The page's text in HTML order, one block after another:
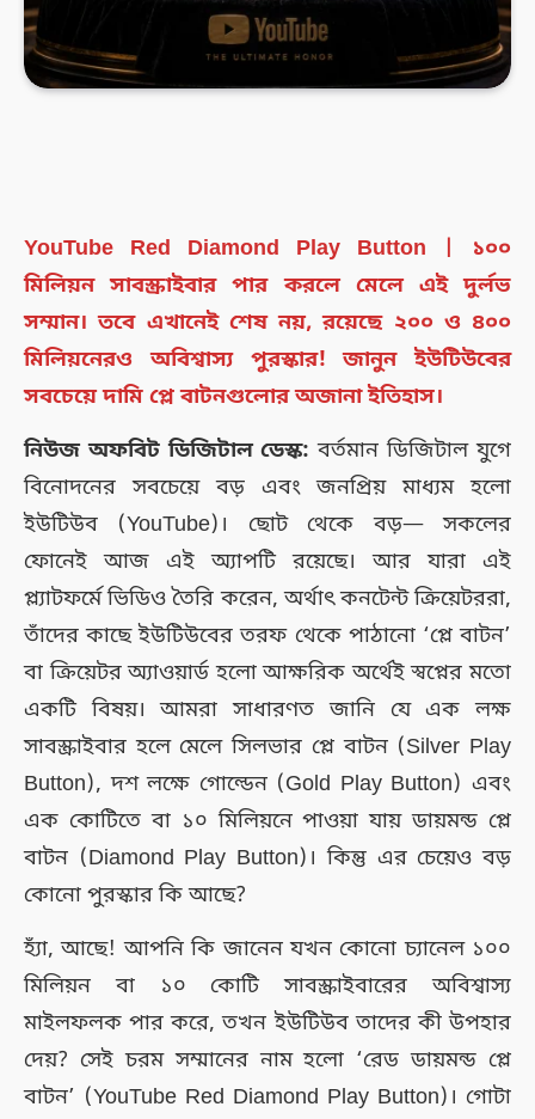
YouTube Red Diamond Play Button | ১০০
মিলিয়ন সাবস্ক্রাইবার পার করলে মেলে এই দুর্লভ
সম্মান। তবে এখানেই শেষ নয়, রয়েছে ২০০ ও ৪০০
মিলিয়নেরও অবিশ্বাস্য পুরস্কার! জানুন ইউটিউবের
সবচেয়ে দামি প্লে বাটনগুলোর অজানা ইতিহাস।
নিউজ অফবিট ডিজিটাল ডেস্ক: বর্তমান ডিজিটাল যুগে
বিনোদনের সবচেয়ে বড় এবং জনপ্রিয় মাধ্যম হলো
ইউটিউব (YouTube)। ছোট থেকে বড়— সকলের
ফোনেই আজ এই অ্যাপটি রয়েছে। আর যারা এই
প্ল্যাটফর্মে ভিডিও তৈরি করেন, অর্থাৎ কনটেন্ট ক্রিয়েটররা,
তাঁদের কাছে ইউটিউবের তরফ থেকে পাঠানো ‘প্লে বাটন’
বা ক্রিয়েটর অ্যাওয়ার্ড হলো আক্ষরিক অর্থেই স্বপ্নের মতো
একটি বিষয়। আমরা সাধারণত জানি যে এক লক্ষ
সাবস্ক্রাইবার হলে মেলে সিলভার প্লে বাটন (Silver Play
Button), দশ লক্ষে গোল্ডেন (Gold Play Button) এবং
এক কোটিতে বা ১০ মিলিয়নে পাওয়া যায় ডায়মন্ড প্লে
বাটন (Diamond Play Button)। কিন্তু এর চেয়েও বড়
কোনো পুরস্কার কি আছে?
হ্যাঁ, আছে! আপনি কি জানেন যখন কোনো চ্যানেল ১০০
মিলিয়ন বা ১০ কোটি সাবস্ক্রাইবারের অবিশ্বাস্য
মাইলফলক পার করে, তখন ইউটিউব তাদের কী উপহার
দেয়? সেই চরম সম্মানের নাম হলো ‘রেড ডায়মন্ড প্লে
বাটন’ (YouTube Red Diamond Play Button)। গোটা